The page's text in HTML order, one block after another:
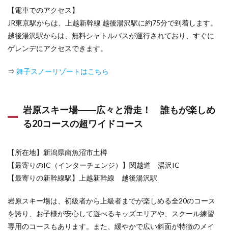
ン！
4.5
たん
ばら
ーク
然と
温泉
を楽
る、
関東
随一
の雪
わる
スキ
【電車でのアクセス】
JR東京駅からは、上越新幹線 越後湯沢駅に約75分で到着します。
越後湯沢駅からは、無料シャトルバスが運行されており、すぐに
ゲレンデにアクセスできます。
⇒ 舞子スノーリゾートはこちら
岩原スキー場――広々と滑走！ 誰もが楽しめ
る20コースの超ワイドコース
【所在地】新潟県南魚沼市土樽
【最寄りのIC（インターチェンジ）】関越道 湯沢IC
【最寄りの新幹線駅】上越新幹線 越後湯沢駅
岩原スキー場は、初級者から上級者までが楽しめる全20のコース
を誇り、お子様が安心して遊べるキッズエリアや、スクール練習
専用のコースもあります。また、緩やかで広い斜面が特徴のメイ